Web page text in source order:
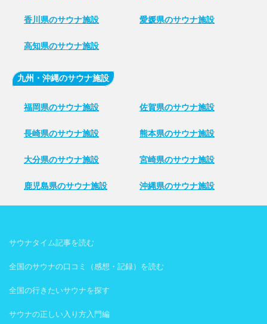
香川県のサウナ施設 愛媛県のサウナ施設
高知県のサウナ施設
九州・沖縄のサウナ施設
福岡県のサウナ施設 佐賀県のサウナ施設
長崎県のサウナ施設 熊本県のサウナ施設
大分県のサウナ施設 宮崎県のサウナ施設
鹿児島県のサウナ施設 沖縄県のサウナ施設
サウナタイム記事を読む
全国のサウナの口コミ（感想・記録）を読む
全国の行きたいサウナを探す
サウナの正しい入り方入門編